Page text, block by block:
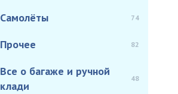
Самолёты 74
Прочее 82
Все о багаже и ручной
клади
48